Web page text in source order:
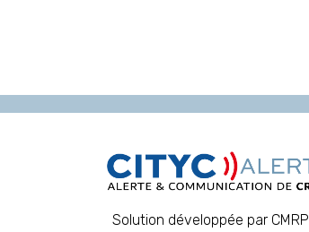
Solution développée par CMRP